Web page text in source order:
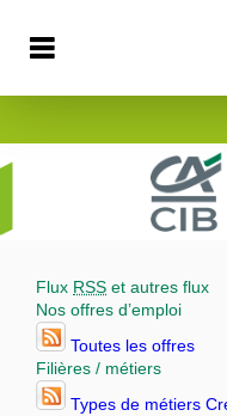
Flux RSS et autres flux
Nos offres d’emploi
Toutes les offres
Filières / métiers
Types de métiers